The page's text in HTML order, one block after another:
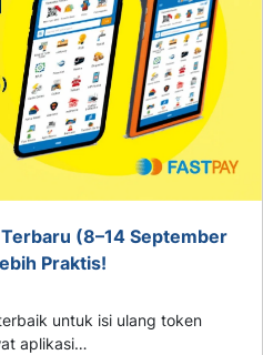
(8–14 September
Praktis!
untuk isi ulang token
aplikasi…